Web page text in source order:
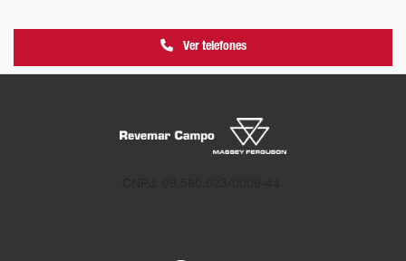
Ver telefones